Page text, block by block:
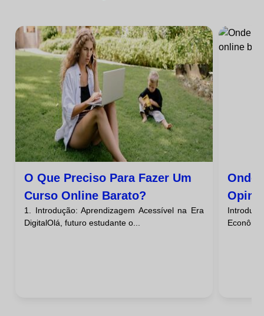
O Que Preciso Para Fazer Um
Curso Online Barato?
1. Introdução: Aprendizagem Acessível na Era
DigitalOlá, futuro estudante o...
Onde